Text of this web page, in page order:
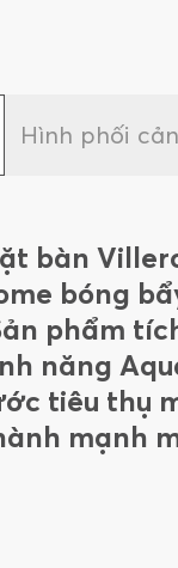
Hình phối
bàn
bóng
phẩm
năng
tiêu thụ
mạnh